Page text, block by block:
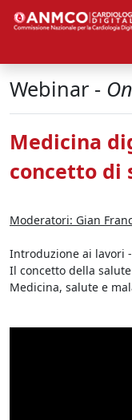
Webinar -
Medicina
concetto di
Moderatori: Gian
Introduzione ai lavori -
Il concetto della
Medicina, salute e